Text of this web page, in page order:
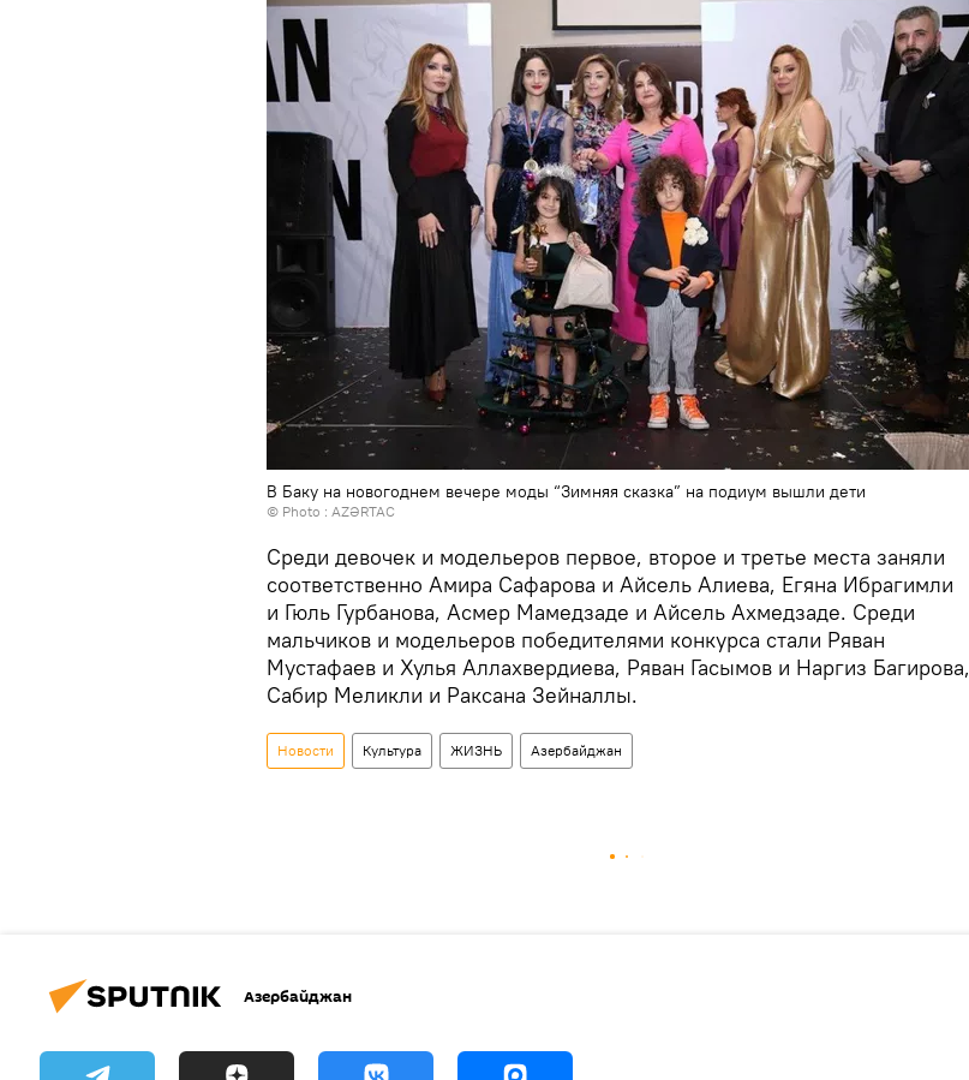
В Баку на новогоднем вечере моды “Зимняя сказка” на подиум вышли дети
© Photo : AZƏRTAC
Среди девочек и модельеров первое, второе и третье места заняли
соответственно Амира Сафарова и Айсель Алиева, Егяна Ибрагимли
и Гюль Гурбанова, Асмер Мамедзаде и Айсель Ахмедзаде. Среди
мальчиков и модельеров победителями конкурса стали Ряван
Мустафаев и Хулья Аллахвердиева, Ряван Гасымов и Наргиз Багирова,
Сабир Меликли и Раксана Зейналлы.
Новости Культура ЖИЗНЬ Азербайджан
Азербайджан